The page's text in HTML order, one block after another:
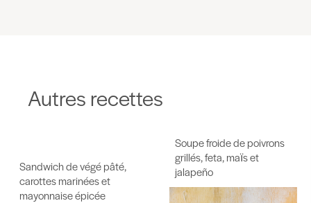
Autres recettes
Sandwich de végé pâté,
carottes marinées et
mayonnaise épicée
Soupe froide de poivrons
grillés, feta, maїs et
jalapeño